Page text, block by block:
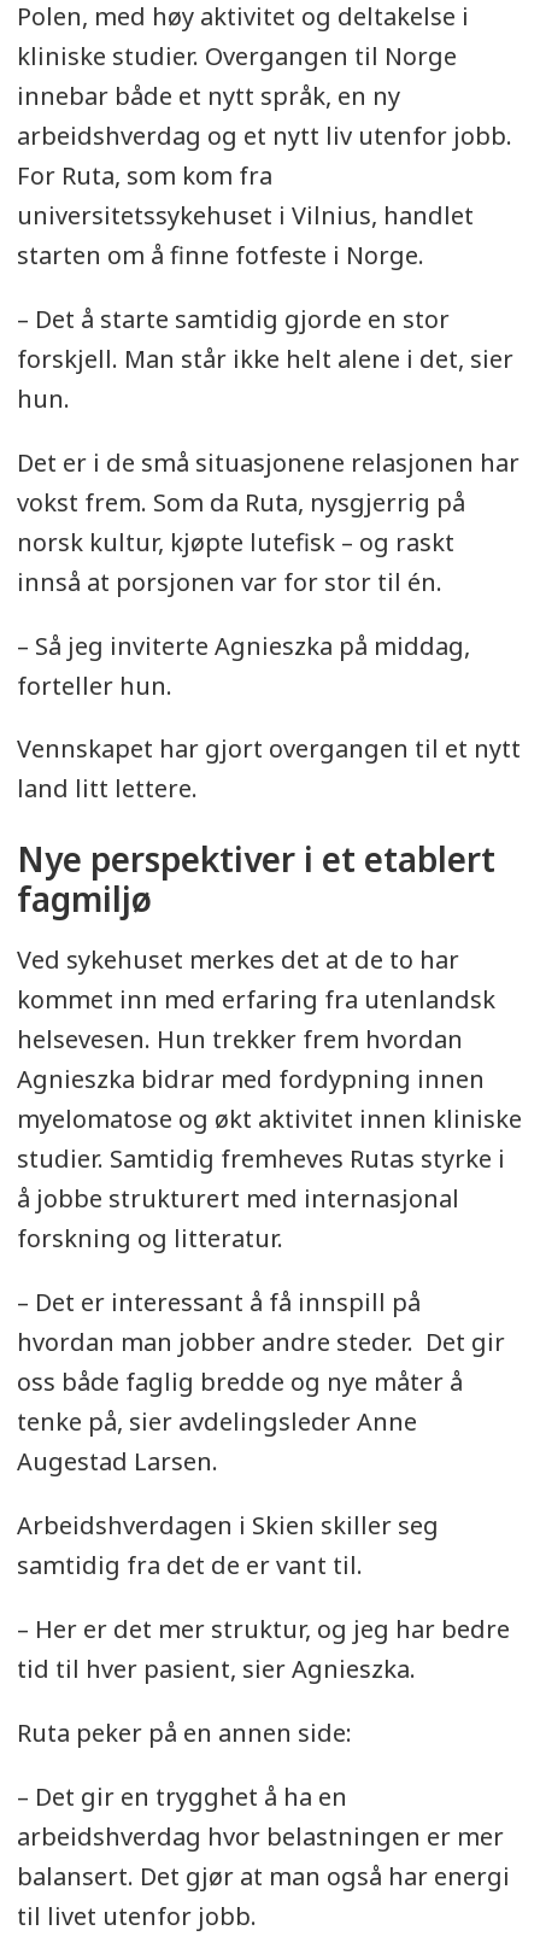
Polen, med høy aktivitet og deltakelse i
kliniske studier. Overgangen til Norge
innebar både et nytt språk, en ny
arbeidshverdag og et nytt liv utenfor jobb.
For Ruta, som kom fra
universitetssykehuset i Vilnius, handlet
starten om å finne fotfeste i Norge.
– Det å starte samtidig gjorde en stor
forskjell. Man står ikke helt alene i det, sier
hun.
Det er i de små situasjonene relasjonen har
vokst frem. Som da Ruta, nysgjerrig på
norsk kultur, kjøpte lutefisk – og raskt
innså at porsjonen var for stor til én.
– Så jeg inviterte Agnieszka på middag,
forteller hun.
Vennskapet har gjort overgangen til et nytt
land litt lettere.
Nye perspektiver i et etablert
fagmiljø
Ved sykehuset merkes det at de to har
kommet inn med erfaring fra utenlandsk
helsevesen. Hun trekker frem hvordan
Agnieszka bidrar med fordypning innen
myelomatose og økt aktivitet innen kliniske
studier. Samtidig fremheves Rutas styrke i
å jobbe strukturert med internasjonal
forskning og litteratur.
– Det er interessant å få innspill på
hvordan man jobber andre steder. Det gir
oss både faglig bredde og nye måter å
tenke på, sier avdelingsleder Anne
Augestad Larsen.
Arbeidshverdagen i Skien skiller seg
samtidig fra det de er vant til.
– Her er det mer struktur, og jeg har bedre
tid til hver pasient, sier Agnieszka.
Ruta peker på en annen side:
– Det gir en trygghet å ha en
arbeidshverdag hvor belastningen er mer
balansert. Det gjør at man også har energi
til livet utenfor jobb.